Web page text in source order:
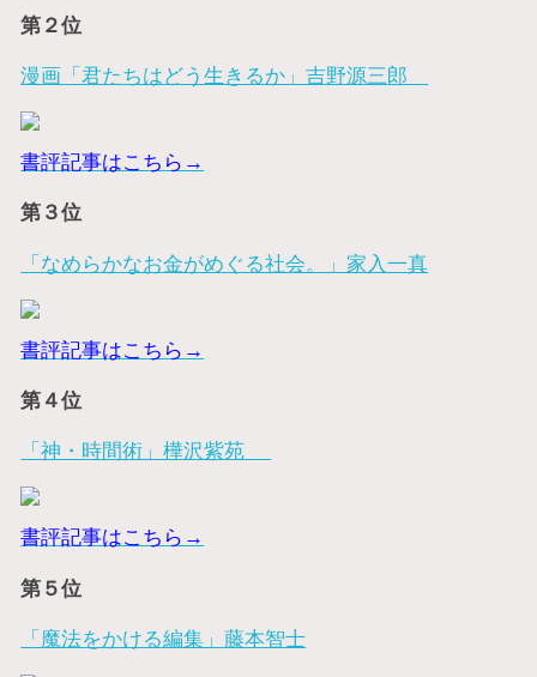
第２位
漫画「君たちはどう生きるか」吉野源三郎
書評記事はこちら→
第３位
「なめらかなお金がめぐる社会。」家入一真
書評記事はこちら→
第４位
「神・時間術」樺沢紫苑
書評記事はこちら→
第５位
「魔法をかける編集」藤本智士